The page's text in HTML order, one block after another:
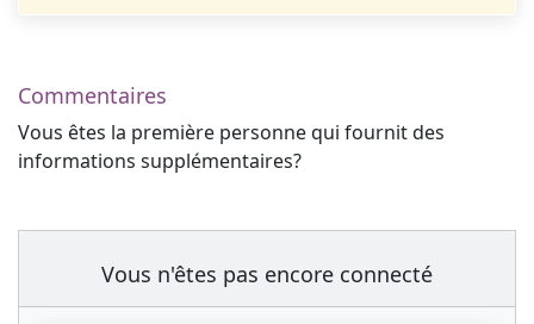
Commentaires
Vous êtes la première personne qui fournit des
informations supplémentaires?
Vous n'êtes pas encore connecté